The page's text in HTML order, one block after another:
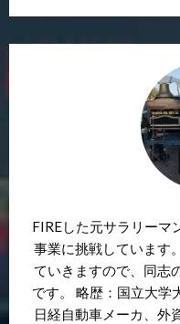
FIREした元サラリーマ
事業に挑戦しています
ていきますので、同志
です。 略歴：国立大学
日経自動車メーカ、外